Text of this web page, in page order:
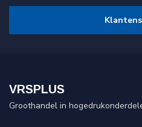
VRSPLUS
Groothandel in